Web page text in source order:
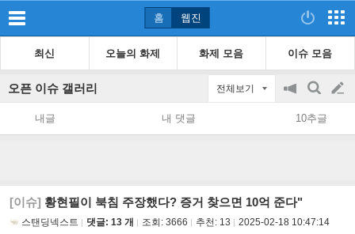
홈 웹진
최신 오늘의 화제 화제 모음 이슈 모음
오픈 이슈 갤러리 전체보기
공
지
on/off
검
색
글
쓰
내글 내 댓글 10추글
[이슈] 황현필이 북침 주장했다? 증거 찾으면 10억 준다"
스탠딩넥스트 댓글: 13 개 조회: 3666 추천: 13 2025-02-18 10:47:14